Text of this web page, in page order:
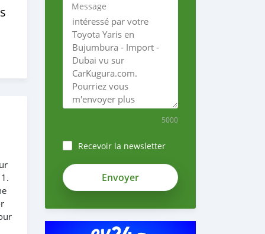
Message
5000
Recevoir la newsletter
QGA71sZaZf9umWW688vx